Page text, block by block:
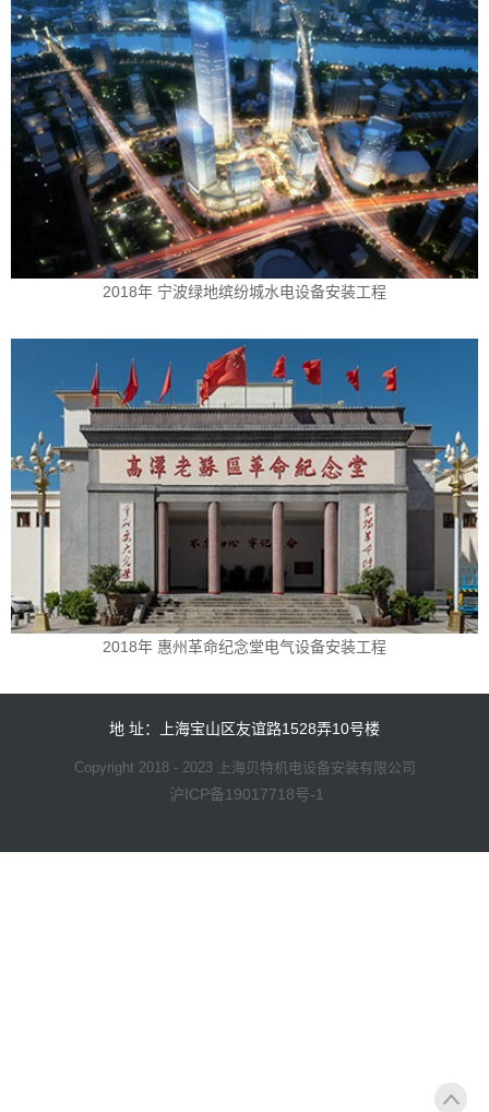
2018年 宁波绿地缤纷城水电设备安装工程
2018年 惠州革命纪念堂电气设备安装工程
地 址：上海宝山区友谊路1528弄10号楼
Copyright 2018 - 2023 上海贝特机电设备安装有限公司
沪ICP备19017718号-1